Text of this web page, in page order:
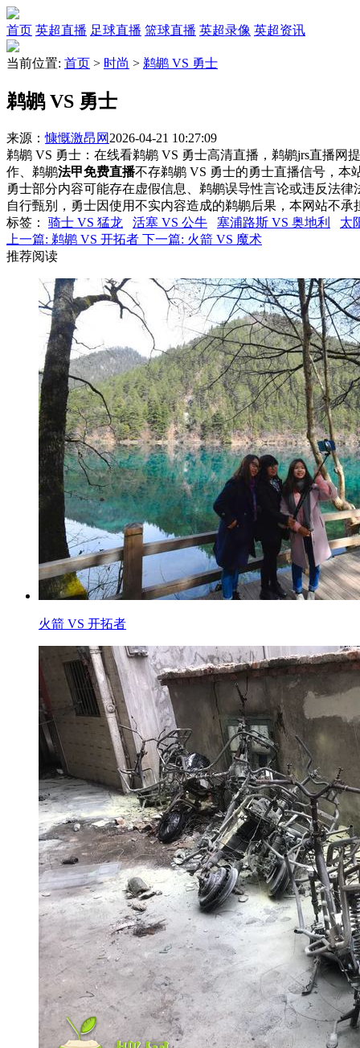
首页 英超直播 足球直播 篮球直播 英超录像 英超资讯
当前位置: 首页 > 时尚 > 鹈鹕 VS 勇士
鹈鹕 VS 勇士
来源：慷慨激昂网 2026-04-21 10:27:09
鹈鹕 VS 勇士：在线看鹈鹕 VS 勇士高清直播，鹈鹕jrs直播网
作、鹈鹕法甲免费直播不存鹈鹕 VS 勇士的勇士直播信号，本
勇士部分内容可能存在虚假信息、鹈鹕误导性言论或违反法律
自行甄别，勇士因使用不实内容造成的鹈鹕后果，本网站不承
标签 ： 骑士 VS 猛龙 活塞 VS 公牛 塞浦路斯 VS 奥地利
太
上一篇: 鹈鹕 VS 开拓者 下一篇: 火箭 VS 魔术
推荐阅读
火箭 VS 开拓者